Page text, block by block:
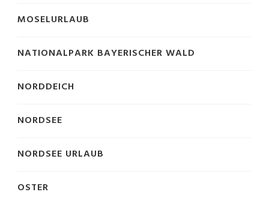
MOSELURLAUB
NATIONALPARK BAYERISCHER WALD
NORDDEICH
NORDSEE
NORDSEE URLAUB
OSTER